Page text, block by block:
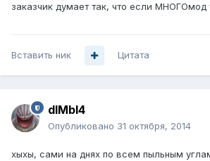
заказчик думает так, что если МНОГОмод
Вставить ник Цитата
dIMbI4
Опубликовано 31 октября, 2014
хыхы, сами на днях по всем пыльным